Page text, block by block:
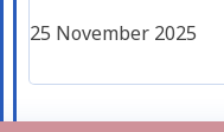
25 November 2025